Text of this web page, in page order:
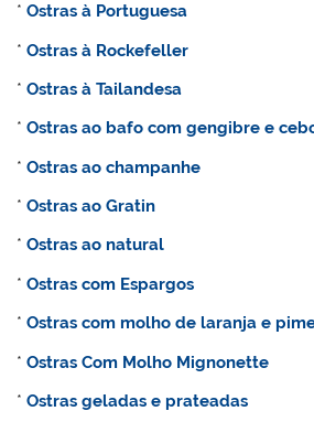
*Ostras à Portuguesa
*Ostras à Rockefeller
*Ostras à Tailandesa
*Ostras ao bafo com gengibre e
*Ostras ao champanhe
*Ostras ao Gratin
*Ostras ao natural
*Ostras com Espargos
*Ostras com molho de laranja e
*Ostras Com Molho Mignonette
*Ostras geladas e prateadas